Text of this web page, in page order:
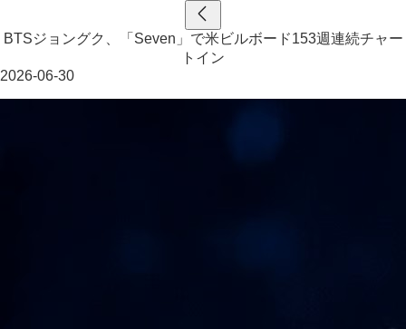
BTSジョングク、「Seven」で米ビルボード153週連続チャー
トイン
2026-06-30